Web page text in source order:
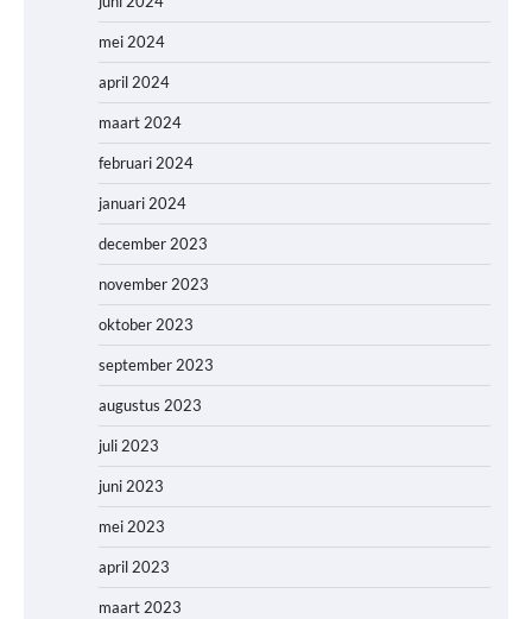
mei 2024
april 2024
maart 2024
februari 2024
januari 2024
december 2023
november 2023
oktober 2023
september 2023
augustus 2023
juli 2023
juni 2023
mei 2023
april 2023
maart 2023